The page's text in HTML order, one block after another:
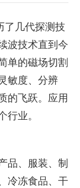
了几代探测技
波技术直到今
单的磁场切割
敏度、分辨
的飞跃。应用
业。
品、服装、制
冷冻食品、干